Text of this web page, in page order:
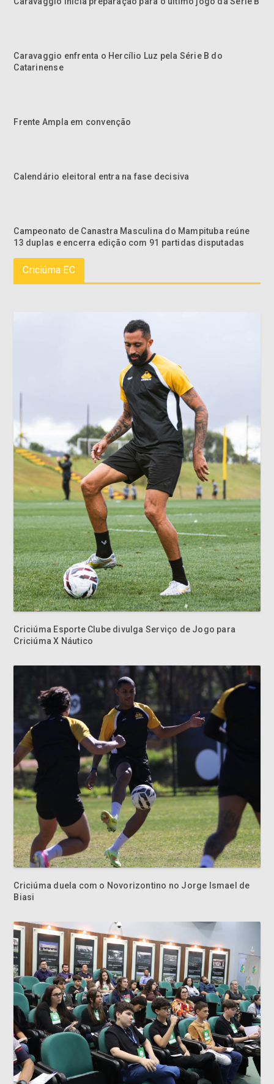
Caravaggio enfrenta o Hercílio Luz pela Série B do
Catarinense
Frente Ampla em convenção
Calendário eleitoral entra na fase decisiva
Campeonato de Canastra Masculina do Mampituba reúne
13 duplas e encerra edição com 91 partidas disputadas
Criciúma EC
Criciúma Esporte Clube divulga Serviço de Jogo para
Criciúma X Náutico
Criciúma duela com o Novorizontino no Jorge Ismael de
Biasi